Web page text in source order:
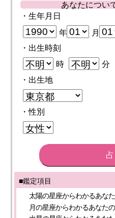
あなたについ
・生年月日
年 月
・出生時刻
時
分
・出生地
・性別
占
■鑑定項目
太陽の星座からわかるあな
月の星座からわかるあなた